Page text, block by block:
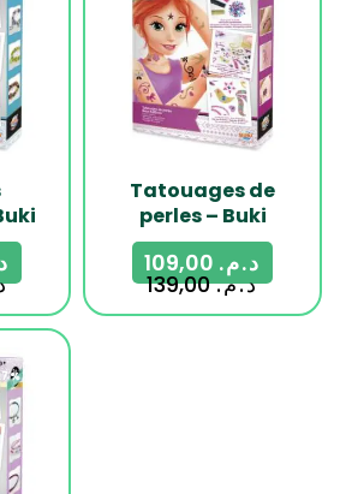
Tatouages de
perles – Buki
د.م.139,00
د.م.